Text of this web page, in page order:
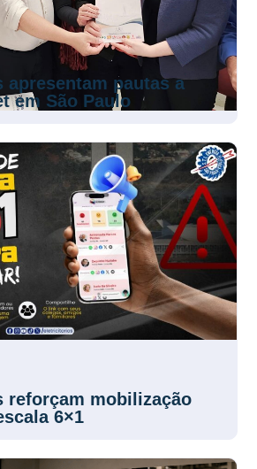
apresentam pautas a
em São Paulo
reforçam mobilização
6×1